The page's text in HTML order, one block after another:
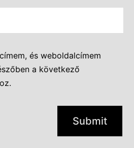
és weboldalcímem
a következő